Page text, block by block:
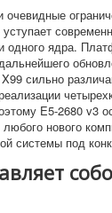
очевидные
уступает
одного ядра.
сильно
E5-2680 v3
нового
системы под